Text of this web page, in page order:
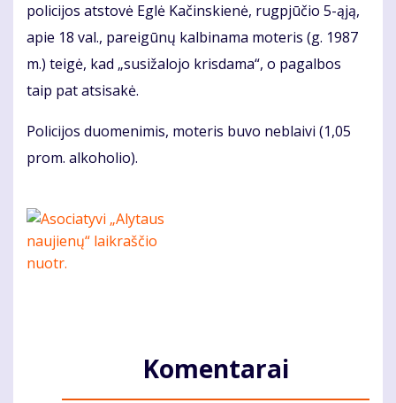
policijos atstovė Eglė Kačinskienė, rugpjūčio 5-ąją,
apie 18 val., pareigūnų kalbinama moteris (g. 1987
m.) teigė, kad „susižalojo krisdama“, o pagalbos
taip pat atsisakė.
Policijos duomenimis, moteris buvo neblaivi (1,05
prom. alkoholio).
Komentarai